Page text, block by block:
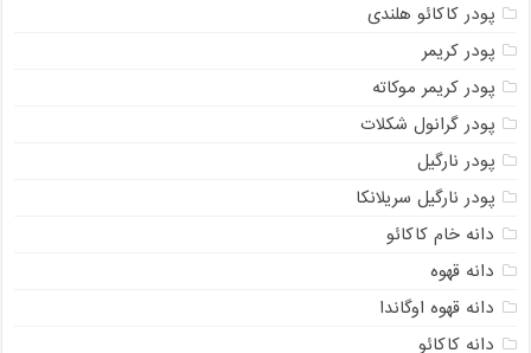
پودر کاکائو هلندی
پودر کریمر
پودر کریمر موکاته
پودر گرانول شکلات
پودر نارگیل
پودر نارگیل سریلانکا
دانه خام کاکائو
دانه قهوه
دانه قهوه اوگاندا
دانه کاکائو